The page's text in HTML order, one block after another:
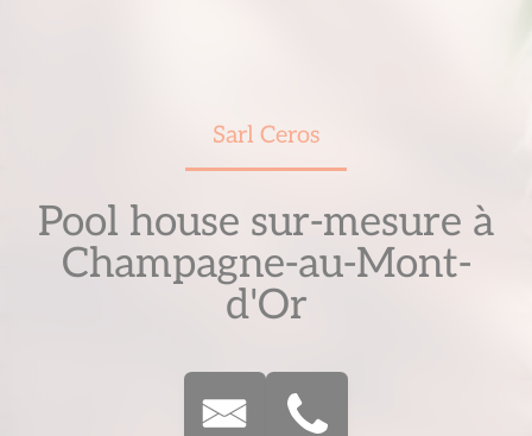
Sarl Ceros
Pool house sur-mesure à
Champagne-au-Mont-
d'Or